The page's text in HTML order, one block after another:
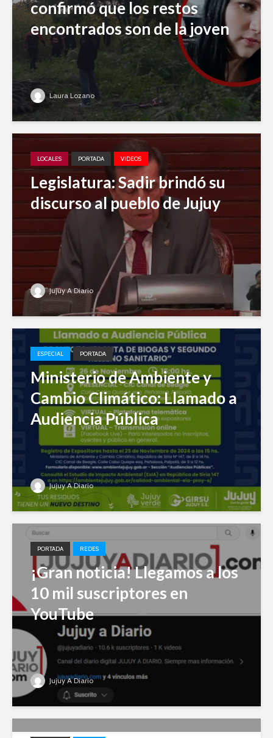
confirmó que los restos
encontrados son de la joven
Laura Lozano
LOCALES PORTADA VIDEOS
Legislatura: Sadir brindó su
discurso al pueblo de Jujuy
Jujuy A Diario
ESPECIAL PORTADA
Ministerio de Ambiente y
Cambio Climático: Llamado a
Audiencia Pública
Jujuy A Diario
PORTADA REDES
¡Gran noticia! Llegamos a los
10 mil suscriptores en
YouTube
Jujuy A Diario